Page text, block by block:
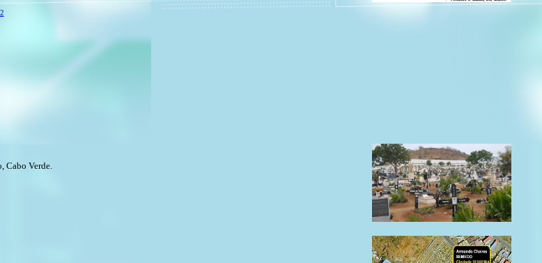
2
Cabo Verde.